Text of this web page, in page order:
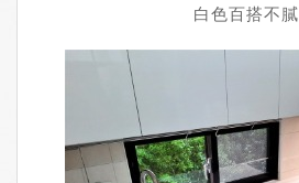
白色百搭不膩